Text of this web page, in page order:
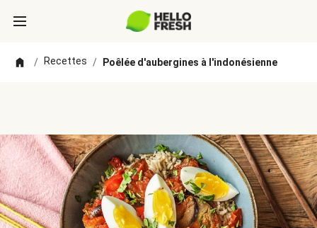
/ Recettes / Poêlée d'aubergines à l'indonésienne